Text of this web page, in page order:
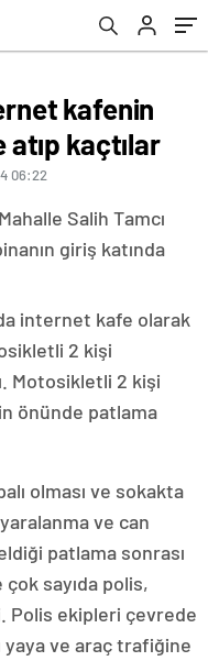
kafenin
atıp kaçtılar
06:22
Salih Tamcı
giriş katında
internet kafe olarak
2 kişi
Motosikletli 2 kişi
önünde patlama
olması ve sokakta
ve can
patlama sonrası
sayıda polis,
Polis ekipleri çevrede
yaya ve araç trafiğine